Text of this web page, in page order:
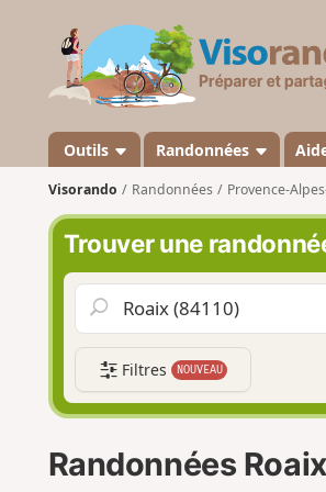
Outils Randonnées
Visorando Randonnées Provence-
Trouver une
Filtres NOUVEAU
Randonnées Roaix